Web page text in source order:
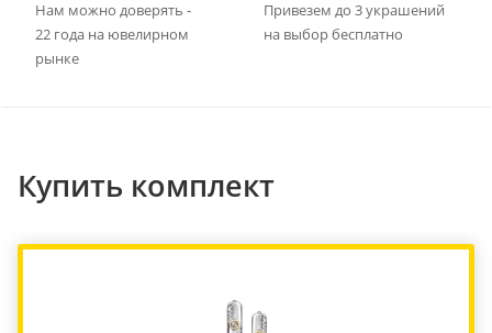
Нам можно доверять -
22 года на ювелирном
рынке
Привезем до 3 украшений
на выбор бесплатно
Купить комплект